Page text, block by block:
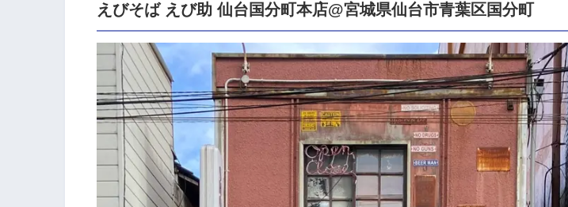
えびそば えび助 仙台国分町本店@宮城県仙台市青葉区国分町